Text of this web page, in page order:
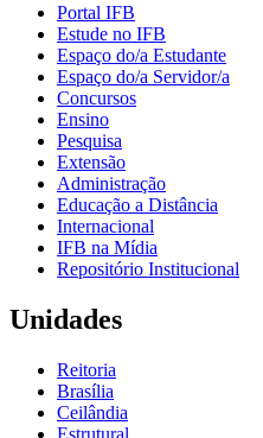
Portal IFB
Estude no IFB
Espaço do/a Estudante
Espaço do/a Servidor/a
Concursos
Ensino
Pesquisa
Extensão
Administração
Educação a Distância
Internacional
IFB na Mídia
Repositório Institucional
Unidades
Reitoria
Brasília
Ceilândia
Estrutural